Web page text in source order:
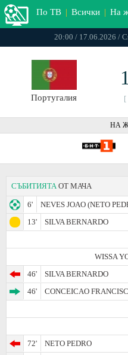
По ТВ | Всички | На
20:00 / 17.06.2026 /
Португалия [
НА
СЪБИТИЯТА ОТ МАЧА
6'
NEVES JOAO (NETO
13'
SILVA BERNARDO
WISSA
46'
SILVA BERNARDO
46'
CONCEICAO
72'
NETO PEDRO